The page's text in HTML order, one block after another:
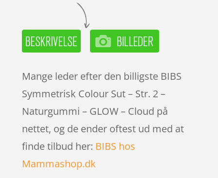
Mange leder efter den billigste BIBS
Symmetrisk Colour Sut – Str. 2 –
Naturgummi – GLOW – Cloud på
nettet, og de ender oftest ud med at
finde tilbud her: BIBS hos
Mammashop.dk